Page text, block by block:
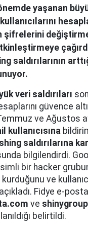
yaşanan
şifrelerini
saldırılarının
veri saldırıları
güvence
ve Ağustos
kullanıcısına
saldırılarına
bilgilendirdi.
bir hacker
ve
açıkladı. Fidye e-
ve
belirtildi.